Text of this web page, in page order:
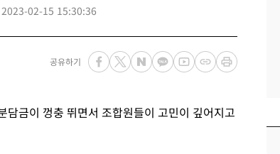
2023-02-15 15:30:36
공유하기
담금이 껑충 뛰면서 조합원들이 고민이 깊어지고